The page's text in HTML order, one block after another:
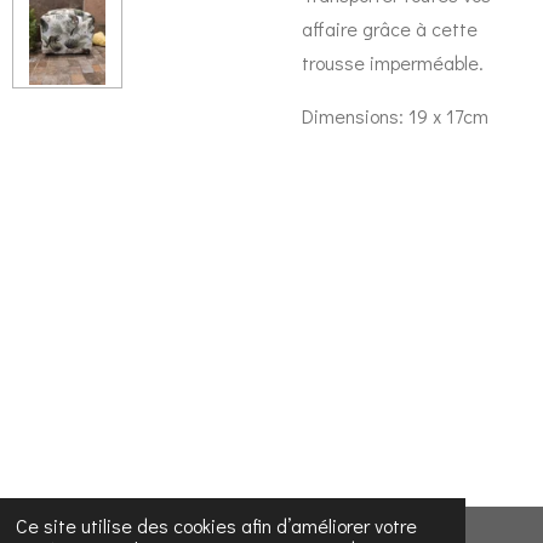
Ce site utilise des cookies afin d’améliorer votre
affaire grâce à cette
trousse imperméable.
Dimensions: 19 x 17cm